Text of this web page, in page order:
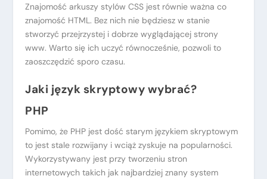
Znajomość arkuszy stylów CSS jest równie ważna co
znajomość HTML. Bez nich nie będziesz w stanie
stworzyć przejrzystej i dobrze wyglądającej strony
www. Warto się ich uczyć równocześnie, pozwoli to
zaoszczędzić sporo czasu.
Jaki język skryptowy wybrać?
PHP
Pomimo, że PHP jest dość starym językiem skryptowym
to jest stale rozwijany i wciąż zyskuje na popularności.
Wykorzystywany jest przy tworzeniu stron
internetowych takich jak najbardziej znany system